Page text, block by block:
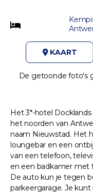
KAART
De getoonde foto's
Het 3*-hotel
het noorden van
naam Nieuwstad. Het
loungebar en een
van een telefoon,
en een badkamer met
De auto kun je tegen
parkeergarage. Je